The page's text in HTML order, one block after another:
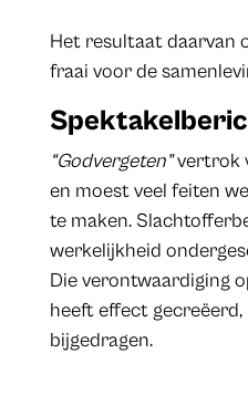
Het resultaat daarvan
fraai voor de
“Godvergeten”vertrok
en moest veel feiten
te maken.
werkelijkheid
Die verontwaardiging
heeft effect
bijgedragen.